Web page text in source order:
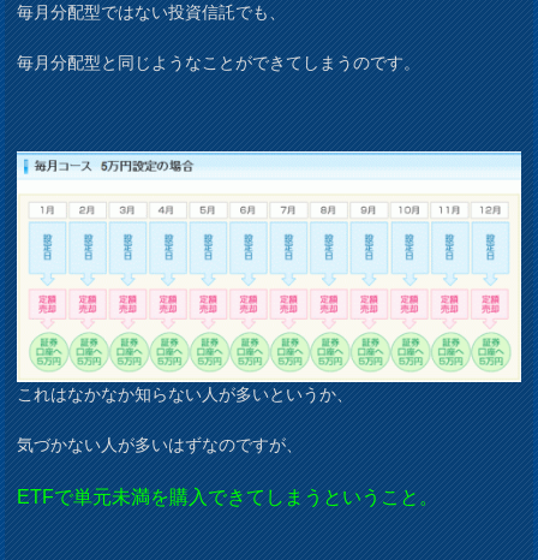
毎月分配型ではない投資信託でも、
毎月分配型と同じようなことができてしまうのです。
これはなかなか知らない人が多いというか、
気づかない人が多いはずなのですが、
ETFで単元未満を購入できてしまうということ。